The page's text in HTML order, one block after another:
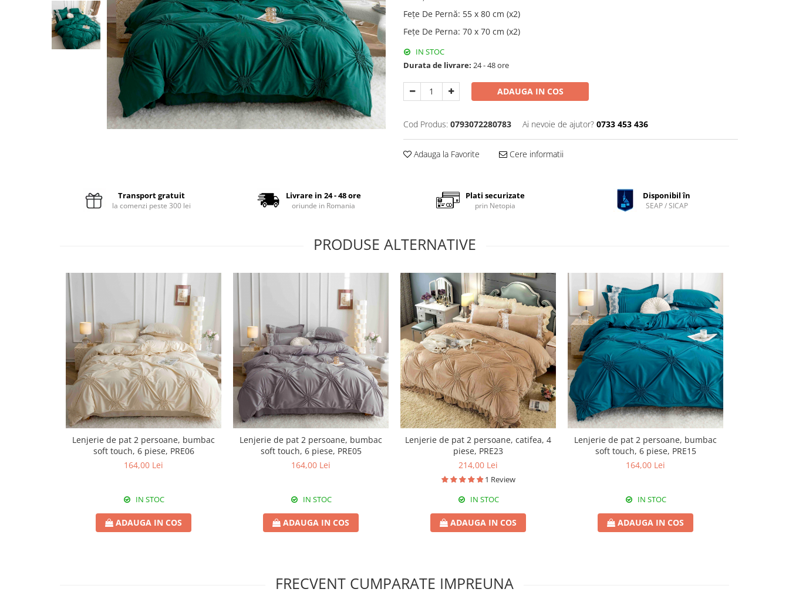
Pilote cu blăniță
Fețe De Pernă: 55 x 80 cm (x2)
Fețe De Perna: 70 x 70 cm (x2)
IN STOC
Durata de livrare: 24 - 48 ore
ADAUGA IN COS
Cod Produs: 0793072280783 Ai nevoie de ajutor? 0733 453 436
Adauga la Favorite Cere informatii
Transport gratuit
la comenzi peste 300 lei
Livrare in 24 - 48 ore
oriunde in Romania
Plati securizate
prin Netopia
Disponibil în
SEAP / SICAP
PRODUSE ALTERNATIVE
Lenjerie de pat 2 persoane, bumbac
soft touch, 6 piese, PRE06
164,00 Lei
IN STOC
ADAUGA IN COS
Lenjerie de pat 2 persoane, bumbac
soft touch, 6 piese, PRE05
164,00 Lei
IN STOC
ADAUGA IN COS
Lenjerie de pat 2 persoane, catifea, 4
piese, PRE23
214,00 Lei
1 Review
IN STOC
ADAUGA IN COS
Lenjerie de pat 2 persoane, bumbac
soft touch, 6 piese, PRE15
164,00 Lei
IN STOC
ADAUGA IN COS
FRECVENT CUMPARATE IMPREUNA